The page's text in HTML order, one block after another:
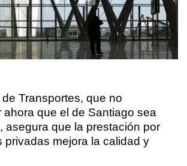
Transportes, que no
ahora que el de Santiago sea
asegura que la prestación por
privadas mejora la calidad y